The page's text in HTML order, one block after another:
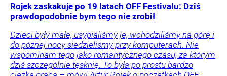
Rojek zaskakuje po 19 latach OFF Festivalu: Dziś
prawdopodobnie bym tego nie zrobił
Dzieci były małe, usypialiśmy je, wchodziliśmy na górę i
do późnej nocy siedzieliśmy przy komputerach. Nie
wspominam tego jako romantycznego czasu, za którym
dziś szczególnie tęsknię. To była po prostu bardzo